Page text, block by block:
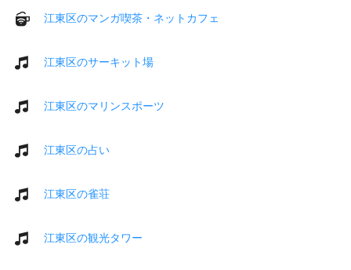
江東区のマンガ喫茶・ネットカフェ
江東区のサーキット場
江東区のマリンスポーツ
江東区の占い
江東区の雀荘
江東区の観光タワー